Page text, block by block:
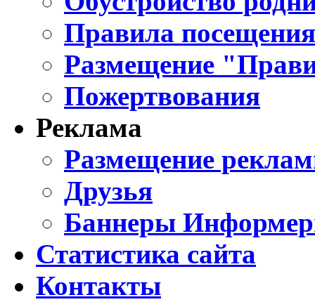
Правила
Размещение
Пожертвования
Реклама
Размещение
Друзья
Баннеры
Статистика сайта
Контакты